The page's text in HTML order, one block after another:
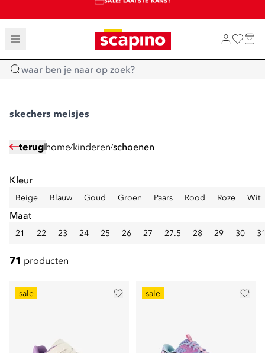
TOT 70% KORTING OP SALE
SHOP NIEUW
Home
skechers meisjes
terug home/kinderen/schoenen
Kleur
Beige Blauw Goud Groen Paars Rood Roze Wit
Maat
21 22 23 24 25 26 27 27.5 28 29 30
71 producten
sale sale